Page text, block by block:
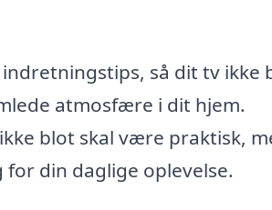
så dit tv ikke
atmosfære i dit hjem.
blot skal være praktisk,
din daglige oplevelse.